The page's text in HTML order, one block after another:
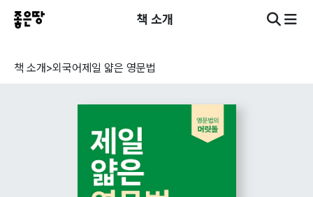
책 소개
책 소개>외국어제일 얇은 영문법